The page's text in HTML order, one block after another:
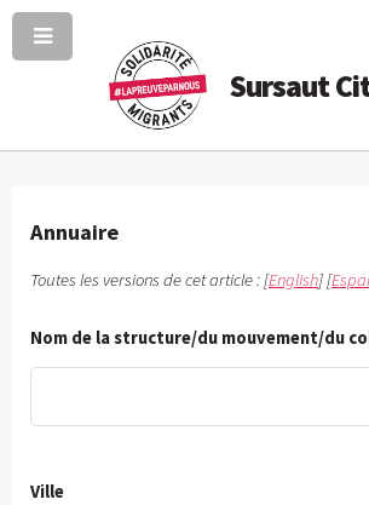
Sursaut
Annuaire
Toutes les versions de cet article :[English][
Nom de la structure/du mouvement/du
Ville